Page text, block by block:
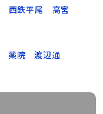
西鉄平尾
高宮
薬院
渡辺通